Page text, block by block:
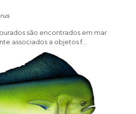
são encontrados em mar
associados a objetos f...